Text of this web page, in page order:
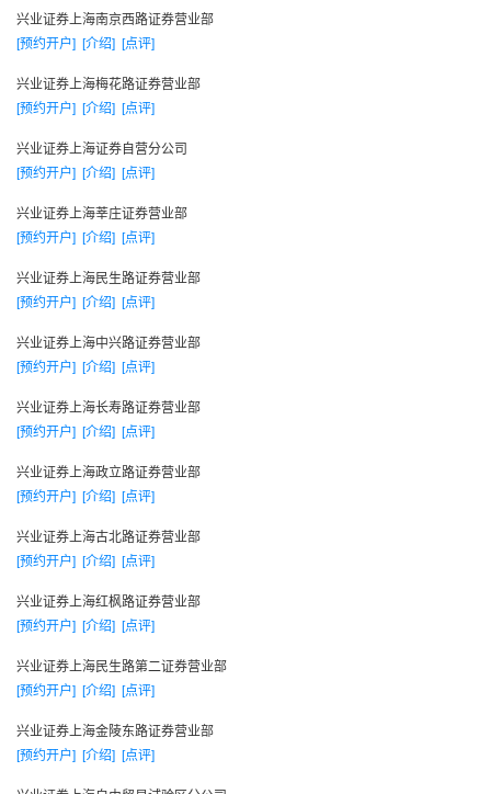
南平江滨中路证券营业部
三明列东街证券营业部
兴业证券 漳州延安北路证券营业部
厦门厦禾路证券营业部
福州五一南路证券营业部
福州湖东路证券营业部
西安朱雀大街证券营业部
成都红星路证券营业部
南京太平北京证券营业部
济南山大路证券营业部
杭州建国南路证券营业部
武汉建设大道证券营业部
广州东风中路证券营业部
深圳景田路证券营业部
上海浦东梅花路证券营业部
上海天钥桥路证券营业部
上海金陵东路证券营业部
北京赵登禹路证券营业部
兴业远景
兴业证券上海南京西路证券营业部
[预约开户] [介绍] [点评]
兴业证券上海梅花路证券营业部
[预约开户] [介绍] [点评]
兴业证券上海证券自营分公司
[预约开户] [介绍] [点评]
兴业证券上海莘庄证券营业部
[预约开户] [介绍] [点评]
兴业证券上海民生路证券营业部
[预约开户] [介绍] [点评]
兴业证券上海中兴路证券营业部
[预约开户] [介绍] [点评]
兴业证券上海长寿路证券营业部
[预约开户] [介绍] [点评]
兴业证券上海政立路证券营业部
[预约开户] [介绍] [点评]
兴业证券上海古北路证券营业部
[预约开户] [介绍] [点评]
兴业证券上海红枫路证券营业部
[预约开户] [介绍] [点评]
兴业证券上海民生路第二证券营业部
[预约开户] [介绍] [点评]
兴业证券上海金陵东路证券营业部
[预约开户] [介绍] [点评]